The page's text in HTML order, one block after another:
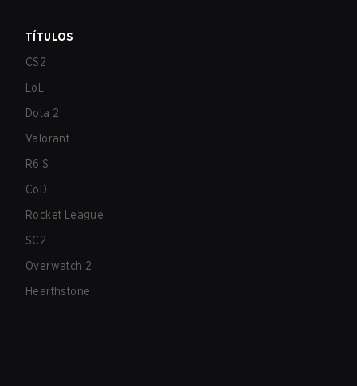
TÍTULOS
CS2
LoL
Dota 2
Valorant
R6:S
CoD
Rocket League
SC2
Overwatch 2
Hearthstone